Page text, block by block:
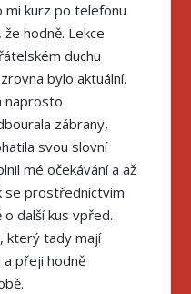
mi kurz po telefonu
hodně. Lekce
duchu
bylo aktuální.
naprosto
zábrany,
svou slovní
mé očekávání a až
se prostřednictvím
další kus vpřed.
který tady mají
a přeji hodně